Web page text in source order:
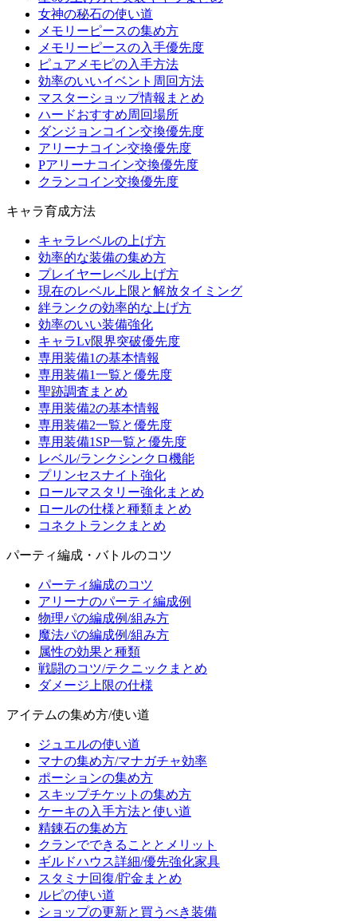
女神の秘石の使い道
メモリーピースの集め方
メモリーピースの入手優先度
ピュアメモピの入手方法
効率のいいイベント周回方法
マスターショップ情報まとめ
ハードおすすめ周回場所
ダンジョンコイン交換優先度
アリーナコイン交換優先度
Pアリーナコイン交換優先度
クランコイン交換優先度
キャラ育成方法
キャラレベルの上げ方
効率的な装備の集め方
プレイヤーレベル上げ方
現在のレベル上限と解放タイミング
絆ランクの効率的な上げ方
効率のいい装備強化
キャラLv限界突破優先度
専用装備1の基本情報
専用装備1一覧と優先度
聖跡調査まとめ
専用装備2の基本情報
専用装備2一覧と優先度
専用装備1SP一覧と優先度
レベル/ランクシンクロ機能
プリンセスナイト強化
ロールマスタリー強化まとめ
ロールの仕様と種類まとめ
コネクトランクまとめ
パーティ編成・バトルのコツ
パーティ編成のコツ
アリーナのパーティ編成例
物理パの編成例/組み方
魔法パの編成例/組み方
属性の効果と種類
戦闘のコツ/テクニックまとめ
ダメージ上限の仕様
アイテムの集め方/使い道
ジュエルの使い道
マナの集め方/マナガチャ効率
ポーションの集め方
スキップチケットの集め方
ケーキの入手方法と使い道
精錬石の集め方
クランでできることとメリット
ギルドハウス詳細/優先強化家具
スタミナ回復/貯金まとめ
ルピの使い道
ショップの更新と買うべき装備